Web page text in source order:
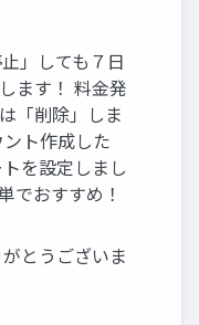
」しても７日
ます！ 料金発
「削除」しま
ント作成した
を設定しまし
でおすすめ！
とうございま